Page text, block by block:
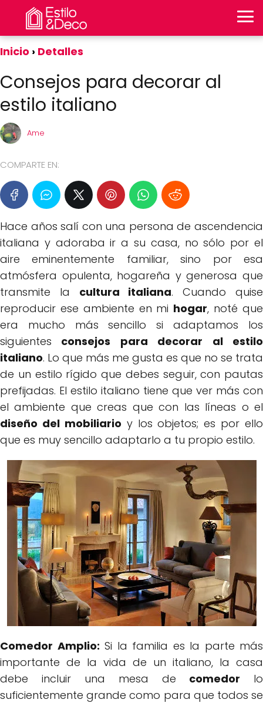
Inicio Detalles
Consejos para decorar al
estilo italiano
Ame
COMPARTE EN:
Hace años salí con una persona de ascendencia
italiana y adoraba ir a su casa, no sólo por el
aire eminentemente familiar, sino por esa
atmósfera opulenta, hogareña y generosa que
transmite la cultura italiana. Cuando quise
reproducir ese ambiente en mi hogar, noté que
era mucho más sencillo si adaptamos los
siguientes consejos para decorar al estilo
italiano. Lo que más me gusta es que no se trata
de un estilo rígido que debes seguir, con pautas
prefijadas. El estilo italiano tiene que ver más con
el ambiente que creas que con las líneas o el
diseño del mobiliario y los objetos; es por ello
que es muy sencillo adaptarlo a tu propio estilo.
Comedor Amplio: Si la familia es la parte más
importante de la vida de un italiano, la casa
debe incluir una mesa de comedor lo
suficientemente grande como para que todos se